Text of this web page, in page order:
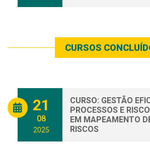
CURSOS
21
08
2025
CURSO: GESTÃO
PROCESSOS E
EM MAPEAMENTO
RISCOS